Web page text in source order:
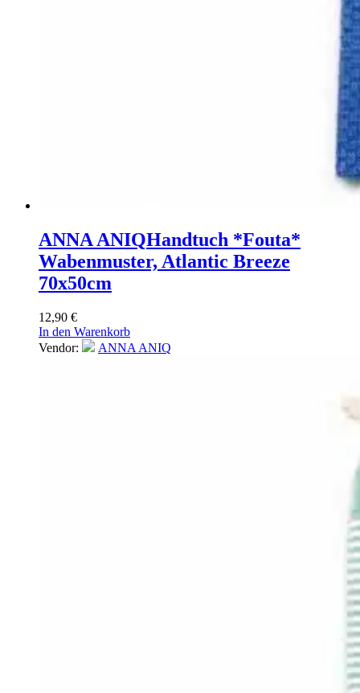
ANNA ANIQHandtuch *Fouta*
Wabenmuster, Atlantic Breeze
70x50cm
12,90 €
In den Warenkorb
Vendor:
ANNA ANIQ